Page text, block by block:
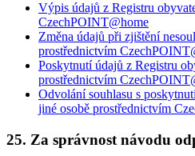
Výpis údajů z Registru
CzechPOINT@home
Změna údajů při zjištění
prostřednictvím
Poskytnutí údajů z Registru
prostřednictvím
Odvolání souhlasu s
jiné osobě prostřednictvím
25. Za správnost návodu